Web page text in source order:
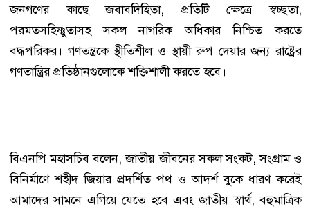
জনগণের কাছে জবাবদিহিতা, প্রতিটি ক্ষেত্রে স্বচ্ছতা,
পরমতসহিষ্ণুতাসহ সকল নাগরিক অধিকার নিশ্চিত করতে
বদ্ধপরিকর। গণতন্ত্রকে স্থীতিশীল ও স্থায়ী রুপ দেয়ার জন্য রাষ্ট্রের
গণতান্ত্রির প্রতিষ্ঠানগুলোকে শক্তিশালী করতে হবে।
বিএনপি মহাসচিব বলেন, জাতীয় জীবনের সকল সংকট, সংগ্রাম ও
বিনির্মাণে শহীদ জিয়ার প্রদর্শিত পথ ও আদর্শ বুকে ধারণ করেই
আমাদের সামনে এগিয়ে যেতে হবে এবং জাতীয় স্বার্থ, বহুমাত্রিক